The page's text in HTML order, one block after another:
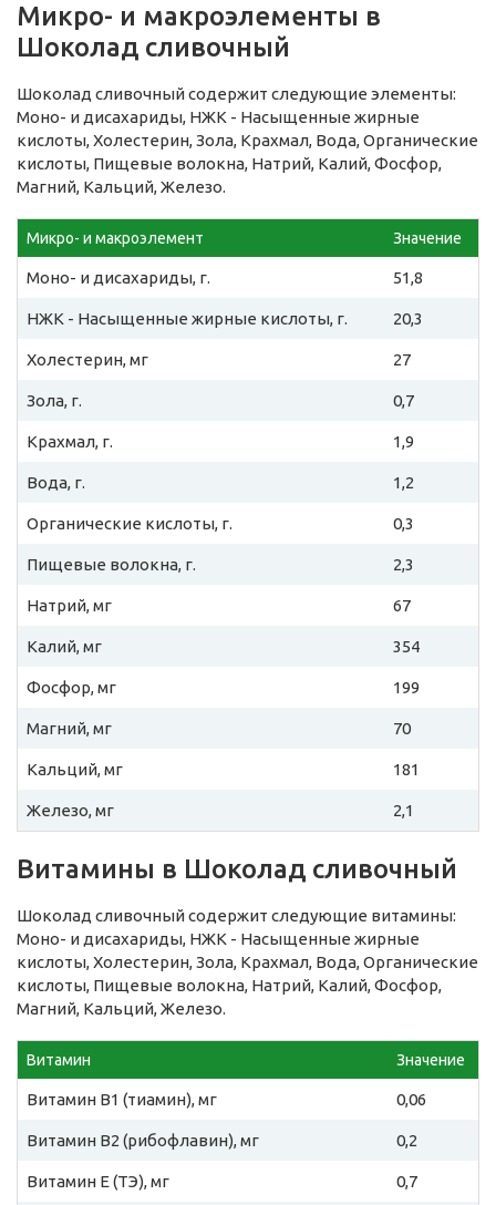
Микро- и макроэлементы в
Шоколад сливочный
Шоколад сливочный содержит следующие элементы:
Моно- и дисахариды, НЖК - Насыщенные жирные
кислоты, Холестерин, Зола, Крахмал, Вода, Органические
кислоты, Пищевые волокна, Натрий, Калий, Фосфор,
Магний, Кальций, Железо.
Микро- и макроэлемент Значение
Моно- и дисахариды, г. 51,8
НЖК - Насыщенные жирные кислоты, г. 20,3
Холестерин, мг 27
Зола, г. 0,7
Крахмал, г. 1,9
Вода, г. 1,2
Органические кислоты, г. 0,3
Пищевые волокна, г. 2,3
Натрий, мг 67
Калий, мг 354
Фосфор, мг 199
Магний, мг 70
Кальций, мг 181
Железо, мг 2,1
Витамины в Шоколад сливочный
Шоколад сливочный содержит следующие витамины:
Моно- и дисахариды, НЖК - Насыщенные жирные
кислоты, Холестерин, Зола, Крахмал, Вода, Органические
кислоты, Пищевые волокна, Натрий, Калий, Фосфор,
Магний, Кальций, Железо.
Витамин Значение
Витамин B1 (тиамин), мг 0,06
Витамин B2 (рибофлавин), мг 0,2
Витамин E (ТЭ), мг 0,7